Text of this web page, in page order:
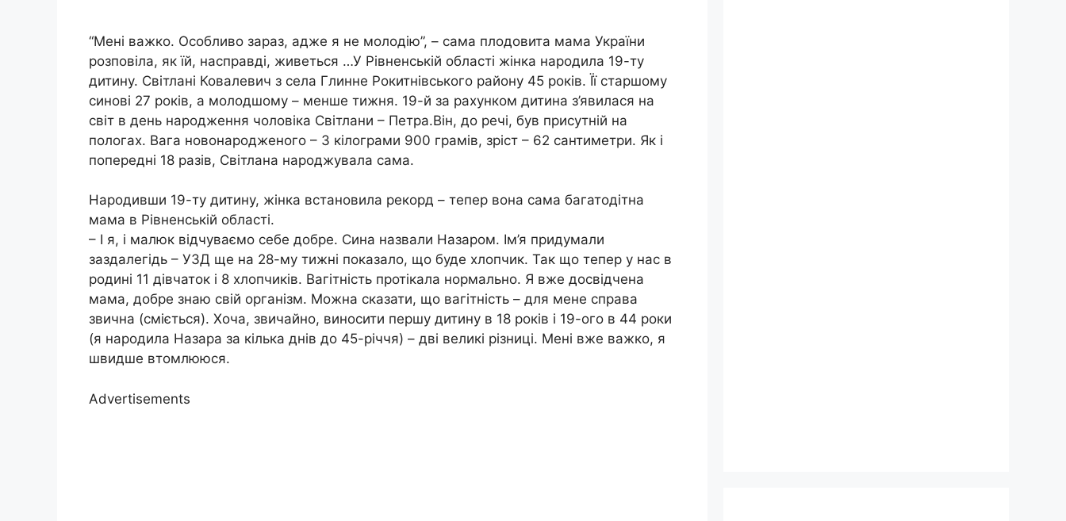
“Мені важко. Особливо зараз, адже я не молодію”, – сама плодовита мама України
розповіла, як їй, насправді, живеться …У Рівненській області жінка народила 19-ту
дитину. Світлані Ковалевич з села Глинне Рокитнівського району 45 років. Її старшому
синові 27 років, а молодшому – менше тижня. 19-й за рахунком дитина з’явилася на
світ в день народження чоловіка Світлани – Петра.Він, до речі, був присутній на
пологах. Вага новонародженого – 3 кілограми 900 грамів, зріст – 62 сантиметри. Як і
попередні 18 разів, Світлана народжувала сама.
Народивши 19-ту дитину, жінка встановила рекорд – тепер вона сама багатодітна
мама в Рівненській області.
– І я, і малюк відчуваємо себе добре. Сина назвали Назаром. Ім’я придумали
заздалегідь – УЗД ще на 28-му тижні показало, що буде хлопчик. Так що тепер у нас в
родині 11 дівчаток і 8 хлопчиків. Вагітність протікала нормально. Я вже досвідчена
мама, добре знаю свій організм. Можна сказати, що вагітність – для мене справа
звична (сміється). Хоча, звичайно, виносити першу дитину в 18 років і 19-ого в 44 роки
(я народила Назара за кілька днів до 45-річчя) – дві великі різниці. Мені вже важко, я
швидше втомлююся.
Advertisements